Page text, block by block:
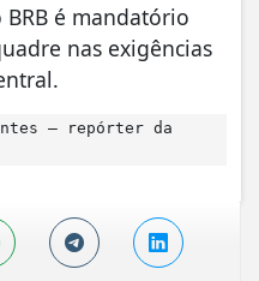
é mandatório
nas exigências
– repórter da